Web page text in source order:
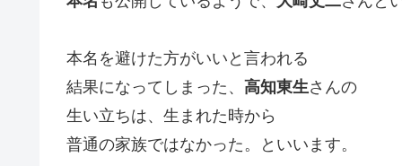
本名を避けた方がいいと言われる
結果になってしまった、 高知東生さんの
生い立ちは、生まれた時から
普通の家族ではなかった。といいます。